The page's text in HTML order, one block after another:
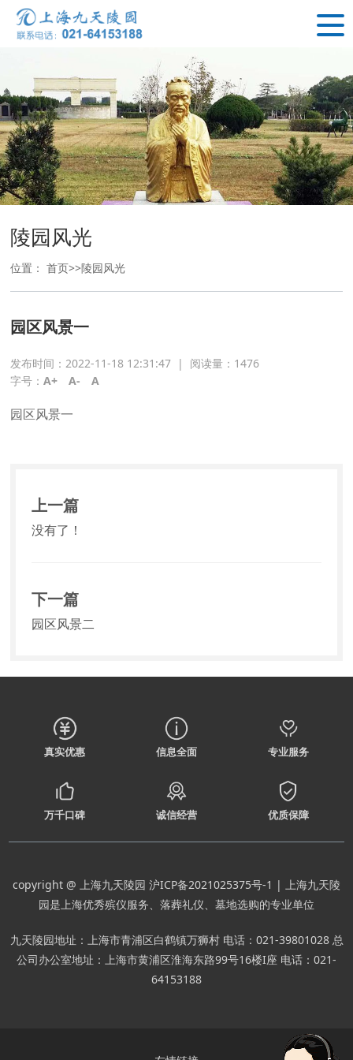
陵园风光
位置：首页>>陵园风光
园区风景一
发布时间：2022-11-18 12:31:47 | 阅读量： 1476
字号：A+ A- A
园区风景一
上一篇
没有了！
下一篇
园区风景二
真实优惠 信息全面 专业服务
万千口碑 诚信经营 优质保障
copyright @ 上海九天陵园 沪ICP备2021025375号-1 | 上海九天陵
园是上海优秀殡仪服务、落葬礼仪、墓地选购的专业单位
九天陵园地址：上海市青浦区白鹤镇万狮村 电话：021-39801028 总
公司办公室地址：上海市黄浦区淮海东路99号16楼I座 电话：021-
64153188